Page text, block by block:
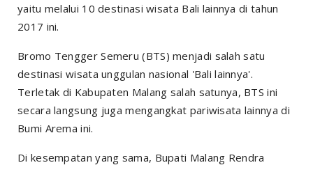
yaitu melalui 10 destinasi wisata Bali lainnya di tahun
2017 ini.
Bromo Tengger Semeru (BTS) menjadi salah satu
destinasi wisata unggulan nasional 'Bali lainnya'.
Terletak di Kabupaten Malang salah satunya, BTS ini
secara langsung juga mengangkat pariwisata lainnya di
Bumi Arema ini.
Di kesempatan yang sama, Bupati Malang Rendra